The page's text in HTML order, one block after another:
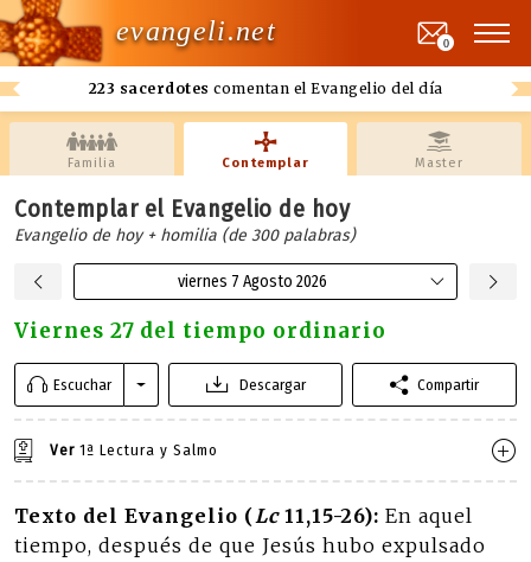
evangeli.net
223 sacerdotes comentan el Evangelio del día
0
Familia Contemplar Master
Contemplar el Evangelio de hoy
Evangelio de hoy + homilia (de 300 palabras)
viernes 7 Agosto 2026
Viernes 27 del tiempo ordinario
Escuchar Descargar Compartir
Ver 1ª Lectura y Salmo
Texto del Evangelio (Lc11,15-26): En aquel
tiempo, después de que Jesús hubo expulsado